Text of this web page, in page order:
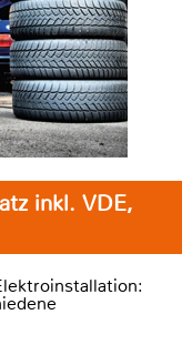
inkl. VDE,